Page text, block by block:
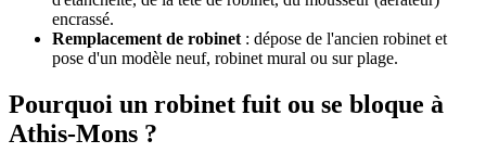
encrassé.
Remplacement de robinet : dépose de l'ancien robinet et
pose d'un modèle neuf, robinet mural ou sur plage.
Pourquoi un robinet fuit ou se bloque à
Athis-Mons ?